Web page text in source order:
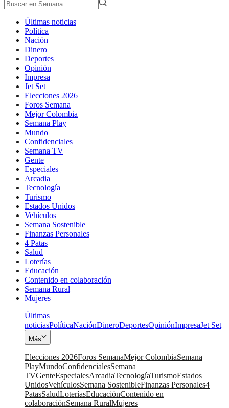
Últimas noticias
Política
Nación
Dinero
Deportes
Opinión
Impresa
Jet Set
Elecciones 2026
Foros Semana
Mejor Colombia
Semana Play
Mundo
Confidenciales
Semana TV
Gente
Especiales
Arcadia
Tecnología
Turismo
Estados Unidos
Vehículos
Semana Sostenible
Finanzas Personales
4 Patas
Salud
Loterías
Educación
Contenido en colaboración
Semana Rural
Mujeres
Últimas
noticiasPolíticaNaciónDineroDeportesOpiniónImpresaJet Set
Más
Elecciones 2026Foros SemanaMejor ColombiaSemana
PlayMundoConfidencialesSemana
TVGenteEspecialesArcadiaTecnologíaTurismoEstados
UnidosVehículosSemana SostenibleFinanzas Personales4
PatasSaludLoteríasEducaciónContenido en
colaboraciónSemana RuralMujeres